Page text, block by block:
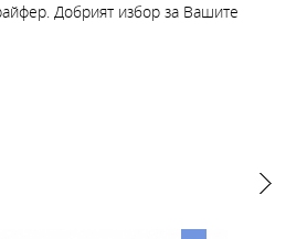
Добрият избор за Вашите